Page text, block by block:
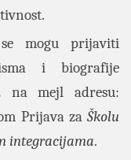
mogu prijaviti
i biografije
na mejl adresu:
Prijava za Školu
integracijama.